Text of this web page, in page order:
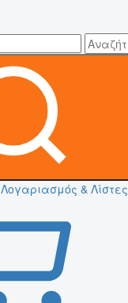
Λογαριασμός & Λίστες